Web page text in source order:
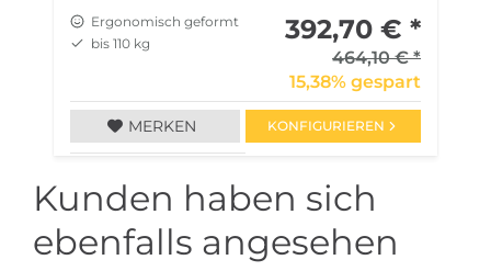
Ergonomisch geformt
bis 110 kg
392,70 € *
464,10 € *
15,38% gespart
MERKEN KONFIGURIEREN
Kunden haben sich
ebenfalls angesehen